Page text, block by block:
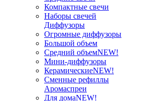
Компактные свечи
Наборы свечей
Диффузоры
Огромные диффузоры
Большой объем
Средний объемNEW!
Мини-диффузоры
КерамическиеNEW!
Сменные рефиллы
Аромаспреи
Для домаNEW!